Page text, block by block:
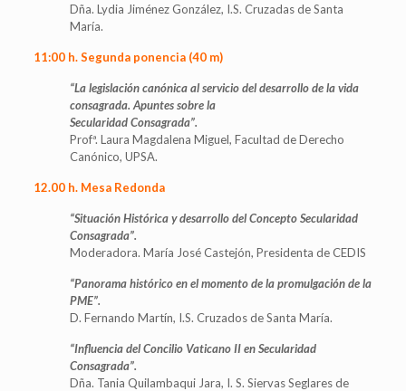
Dña. Lydia Jiménez González, I.S. Cruzadas de Santa
María.
11:00 h. Segunda ponencia (40 m)
“La legislación canónica al servicio del desarrollo de la vida
consagrada. Apuntes sobre la
Secularidad Consagrada”.
Profª. Laura Magdalena Miguel, Facultad de Derecho
Canónico, UPSA.
12.00 h. Mesa Redonda
“Situación Histórica y desarrollo del Concepto Secularidad
Consagrada”.
Moderadora. María José Castejón, Presidenta de CEDIS
“Panorama histórico en el momento de la promulgación de la
PME”.
D. Fernando Martín, I.S. Cruzados de Santa María.
“Influencia del Concilio Vaticano II en Secularidad
Consagrada”.
Dña. Tania Quilambaqui Jara, I. S. Siervas Seglares de